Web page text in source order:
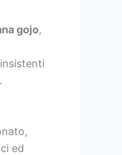
gojo,
.
ed